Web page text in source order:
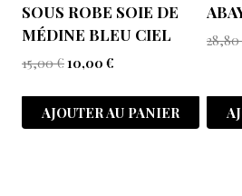
SOUS ROBE SOIE DE
MÉDINE BLEU CIEL
15,00€10,00 €
AJOUTER AU PANIER
28,80